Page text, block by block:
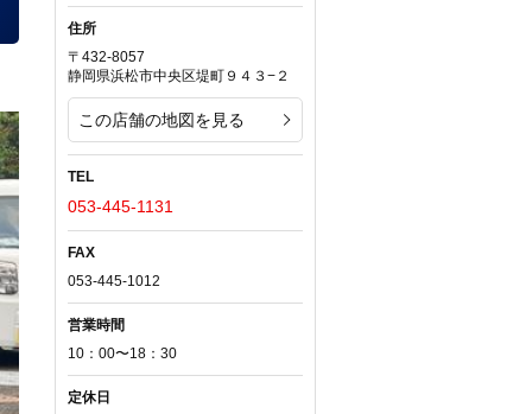
住所
〒432-8057
静岡県浜松市中央区堤町９４３−２
この店舗の地図を見る
TEL
053-445-1131
FAX
053-445-1012
営業時間
10：00〜18：30
定休日